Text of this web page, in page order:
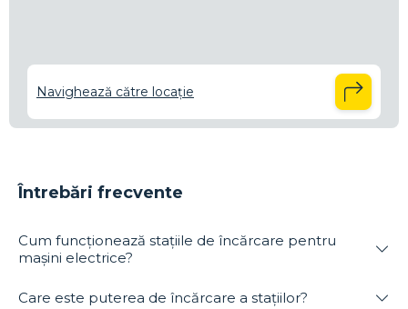
Navighează către locație
Întrebări frecvente
Cum funcționează stațiile de încărcare pentru
mașini electrice?
Care este puterea de încărcare a stațiilor?